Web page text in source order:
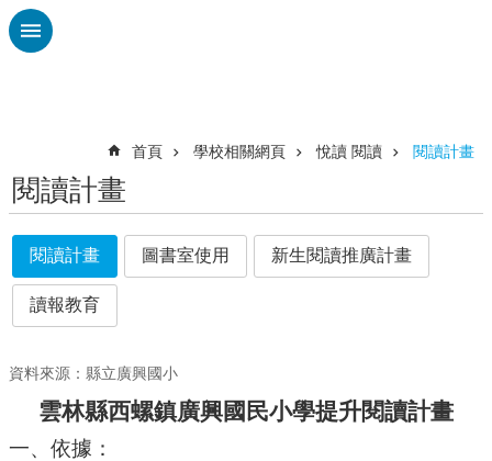
跳到主要內容區塊
認
廣
興
校
刊
欄
園
首頁 學校相關網頁 悅讀 閱讀 閱讀計畫
閱讀計畫
閱讀計畫 圖書室使用 新生閱讀推廣計畫
讀報教育
資料來源：縣立廣興國小
雲林縣西螺鎮廣興國民小學提升閱讀計畫
一、依據：